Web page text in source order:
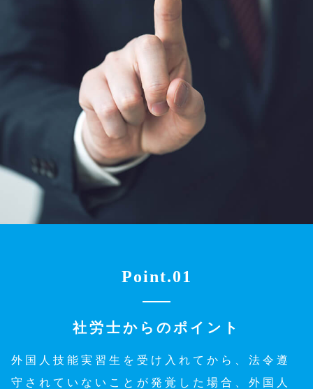
Point.01
社労士からのポイント
外国人技能実習生を受け入れてから、法令遵
守されていないことが発覚した場合、外国人